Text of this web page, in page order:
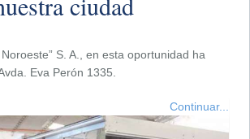
S. A., en esta oportunidad ha
Eva Perón 1335.
Continuar...